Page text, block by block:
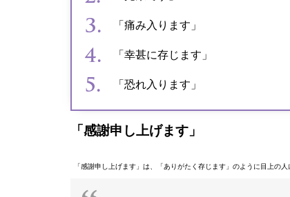
「痛み入ります」
「幸甚に存じます」
「恐れ入ります」
「感謝申し上げます」
「感謝申し上げます」は、「ありがたく存じます」のように目上の